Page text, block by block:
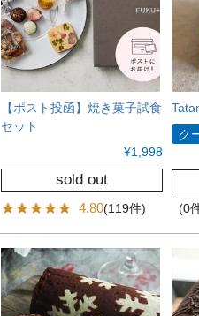
【ポスト投函】焼き菓子試食
セット
¥1,998
sold out
4.80(119件)
ク
(0